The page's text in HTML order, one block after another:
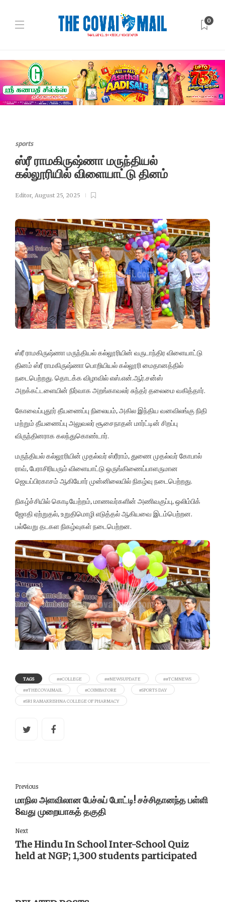
0
sports
ஸ்ரீ ராமகிருஷ்ணா மருந்தியல்
கல்லூரியில் விளையாட்டு தினம்
Editor, August 25, 2025
ஸ்ரீ ராமகிருஷ்ணா மருந்தியல் கல்லூரியின் வருடாந்திர விளையாட்டு
தினம் ஸ்ரீ ராமகிருஷ்ணா பொறியியல் கல்லூரி மைதானத்தில்
நடைபெற்றது. தொடக்க விழாவில் எஸ்.என்.ஆர்.சன்ஸ்
அறக்கட்டளையின் நிர்வாக அறங்காவலர் சுந்தர் தலைமை வகித்தார்.
கோவைப்புதூர் தீயணைப்பு நிலையம், அகில இந்திய வனவிலங்கு நிதி
மற்றும் தீயணைப்பு அலுவலர் சூசைநாதன் மார்ட்டின் சிறப்பு
விருந்தினராக கலந்துகொண்டார்.
மருந்தியல் கல்லூரியின் முதல்வர் ஸ்ரீராம், துணை முதல்வர் கோபால்
ராவ், பேராசிரியரும் விளையாட்டு ஒருங்கிணைப்பாளருமான
ஜெயப்பிரகாசம் ஆகியோர் முன்னிலையில் நிகழ்வு நடைபெற்றது.
நிகழ்ச்சியில் கொடியேற்றம், மாணவர்களின் அணிவகுப்பு, ஒலிம்பிக்
ஜோதி ஏற்றுதல், உறுதிமொழி எடுத்தல் ஆகியவை இடம்பெற்றன.
பல்வேறு தடகள நிகழ்வுகள் நடைபெற்றன.
TAGS ##COLLEGE ##NEWSUPDATE
##TCMNEWS
##THECOVAIMAIL
#COIMBATORE
#SPORTS DAY
#SRI RAMAKRISHNA COLLEGE OF PHARMACY
Previous
மாநில அளவிலான பேச்சுப் போட்டி! சச்சிதானந்த பள்ளி
8வது முறையாகத் தகுதி
Next
The Hindu In School Inter-School Quiz
held at NGP; 1,300 students participated